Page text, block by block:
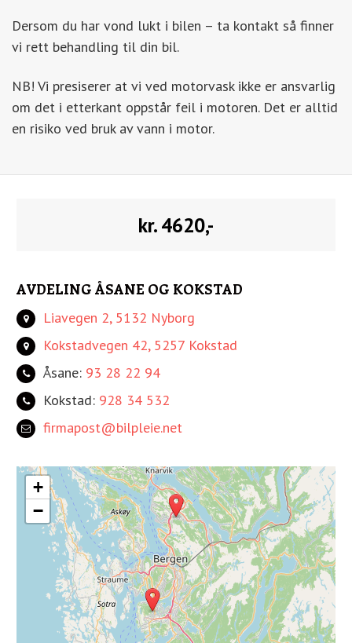
Dersom du har vond lukt i bilen – ta kontakt så finner
vi rett behandling til din bil.
NB! Vi presiserer at vi ved motorvask ikke er ansvarlig
om det i etterkant oppstår feil i motoren. Det er alltid
en risiko ved bruk av vann i motor.
kr. 4620,-
AVDELING ÅSANE OG KOKSTAD
Liavegen 2, 5132 Nyborg
Kokstadvegen 42, 5257 Kokstad
Åsane: 93 28 22 94
Kokstad: 928 34 532
firmapost@bilpleie.net
+
−